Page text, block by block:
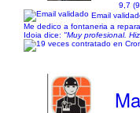
9,7
Email
Me dedico a fontaneria a
Idoia dice: "Muy profesional.